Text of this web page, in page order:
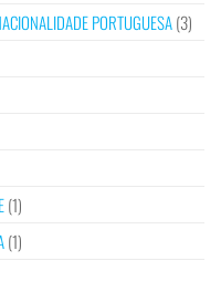
PORTUGUESA(3)
(1)
(1)